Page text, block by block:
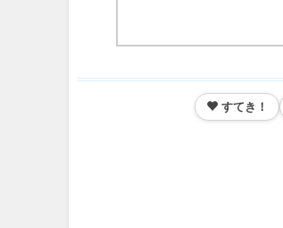
すてき！